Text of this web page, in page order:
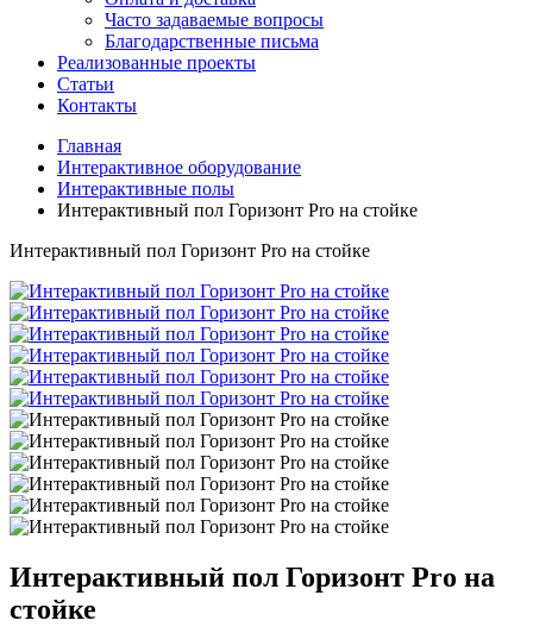
Часто задаваемые вопросы
Благодарственные письма
Реализованные проекты
Статьи
Контакты
Главная
Интерактивное оборудование
Интерактивные полы
Интерактивный пол Горизонт Pro на стойке
Интерактивный пол Горизонт Pro на стойке
Интерактивный пол Горизонт Pro на
стойке